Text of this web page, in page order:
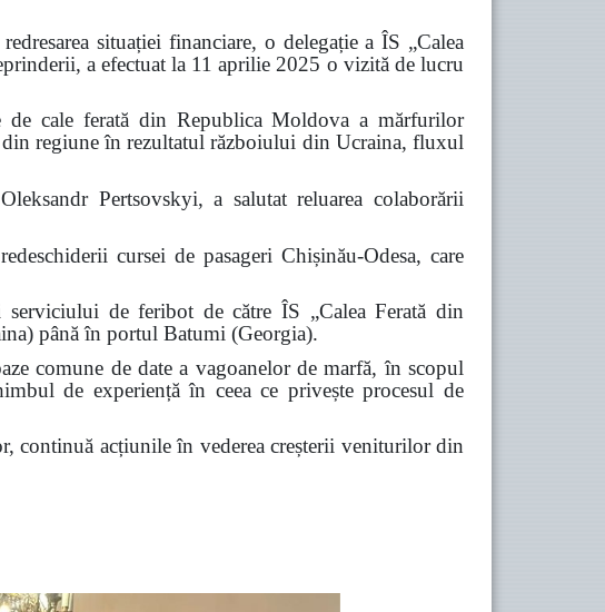
situației financiare, o delegație a ÎS „Calea
a efectuat la 11 aprilie 2025 o vizită de lucru
cale ferată din Republica Moldova a mărfurilor
regiune în rezultatul războiului din Ucraina, fluxul
Pertsovskyi, a salutat reluarea colaborării
cursei de pasageri Chișinău-Odesa, care
de feribot de către ÎS „Calea Ferată din
până în portul Batumi (Georgia).
comune de date a vagoanelor de marfă, în scopul
de experiență în ceea ce privește procesul de
continuă acțiunile în vederea creșterii veniturilor din